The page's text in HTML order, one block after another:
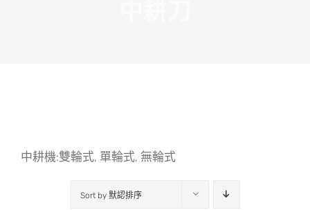
中耕機:雙輪式, 單輪式, 無輪式
Sort by 默認排序